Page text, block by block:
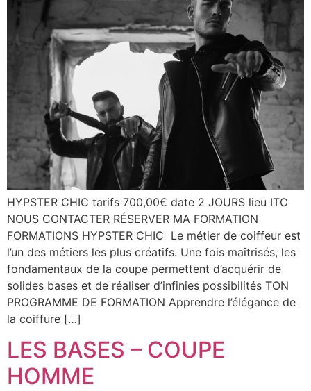
HYPSTER CHIC tarifs 700,00€ date 2 JOURS lieu ITC
NOUS CONTACTER RÉSERVER MA FORMATION
FORMATIONS HYPSTER CHIC Le métier de coiffeur est
l’un des métiers les plus créatifs. Une fois maîtrisés, les
fondamentaux de la coupe permettent d’acquérir de
solides bases et de réaliser d’infinies possibilités TON
PROGRAMME DE FORMATION Apprendre l’élégance de
la coiffure […]
LES BASES – COUPE
HOMME